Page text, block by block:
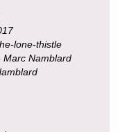
lone-thistle
Marc Namblard